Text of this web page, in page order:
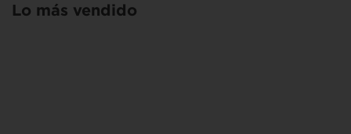
Lo más vendido